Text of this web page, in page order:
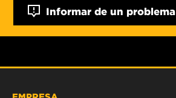
Informar de un problema